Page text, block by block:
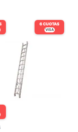
6 CUOTAS
VISA